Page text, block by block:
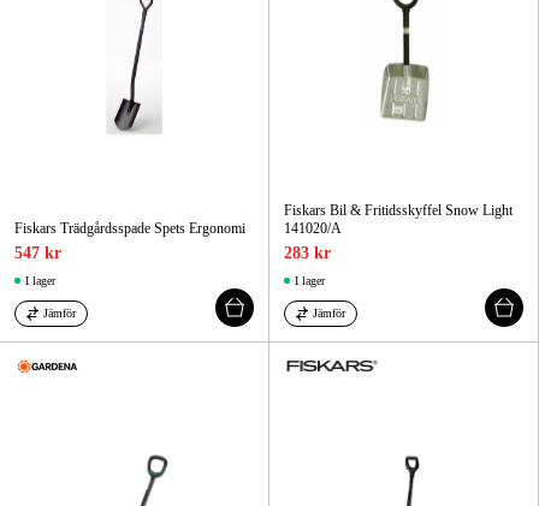
Fiskars Trädgårdsspade Spets Ergonomi
547 kr
I lager
Jämför
Fiskars Bil & Fritidsskyffel Snow Light
141020/A
283 kr
I lager
Jämför